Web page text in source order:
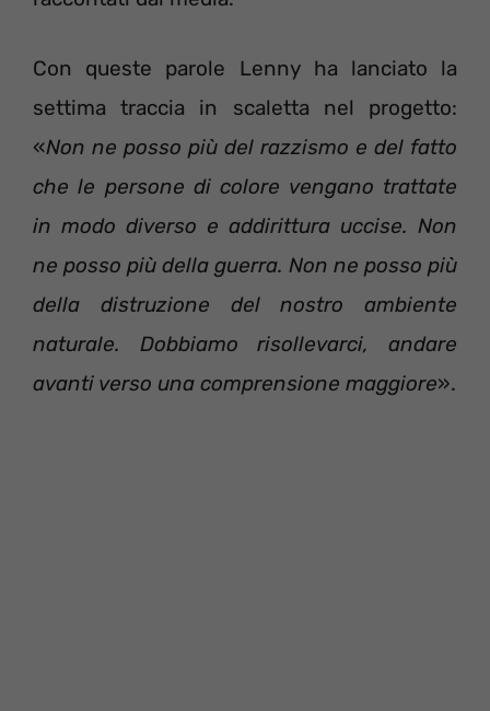
Con queste parole Lenny ha lanciato la
settima traccia in scaletta nel progetto:
«Non ne posso più del razzismo e del fatto
che le persone di colore vengano trattate
in modo diverso e addirittura uccise. Non
ne posso più della guerra. Non ne posso più
della distruzione del nostro ambiente
naturale. Dobbiamo risollevarci, andare
avanti verso una comprensione maggiore».